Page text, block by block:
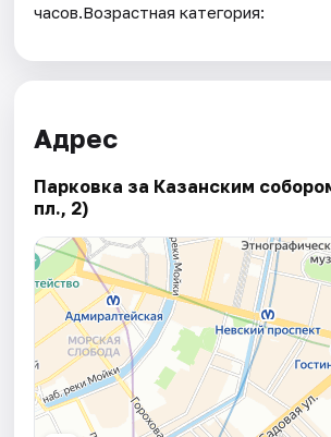
часов.Возрастная категория:
Адрес
Парковка за Казанским
пл., 2)